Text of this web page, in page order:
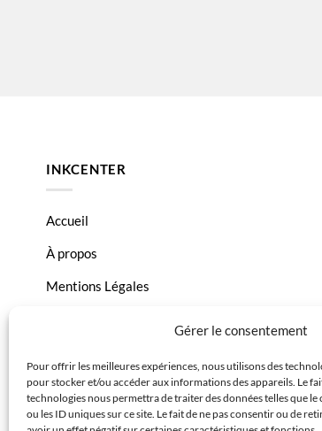
Gérer le consentement
Pour offrir les meilleures expériences, nous utilisons des
pour stocker et/ou accéder aux informations des appareils. Le
technologies nous permettra de traiter des données telles que
ou les ID uniques sur ce site. Le fait de ne pas consentir ou de
INKCENTER
Accueil
À propos
Mentions Légales
Politique de confidentialité